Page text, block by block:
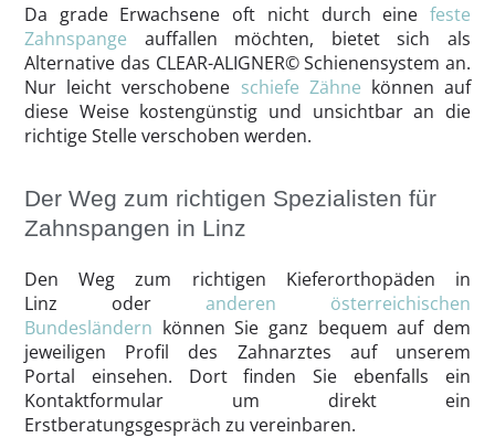
Da grade Erwachsene oft nicht durch eine feste
Zahnspange auffallen möchten, bietet sich als
Alternative das CLEAR-ALIGNER© Schienensystem an.
Nur leicht verschobene schiefe Zähne können auf
diese Weise kostengünstig und unsichtbar an die
richtige Stelle verschoben werden.
Der Weg zum richtigen Spezialisten für
Zahnspangen in Linz
Den Weg zum richtigen Kieferorthopäden in
Linz oder anderen österreichischen
Bundesländern können Sie ganz bequem auf dem
jeweiligen Profil des Zahnarztes auf unserem
Portal einsehen. Dort finden Sie ebenfalls ein
Kontaktformular um direkt ein
Erstberatungsgespräch zu vereinbaren.